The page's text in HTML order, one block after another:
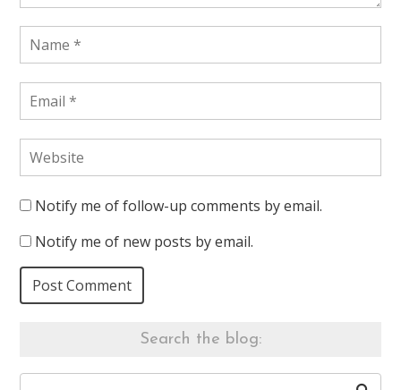
Notify me of follow-up comments by email.
Notify me of new posts by email.
Search the blog: